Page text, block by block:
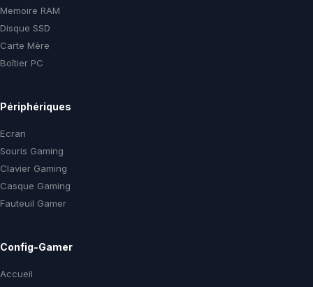
Memoire RAM
Disque SSD
Carte Mère
Boîtier PC
Périphériques
Ecran
Souris Gaming
Clavier Gaming
Casque Gaming
Fauteuil Gamer
Config-Gamer
Accueil